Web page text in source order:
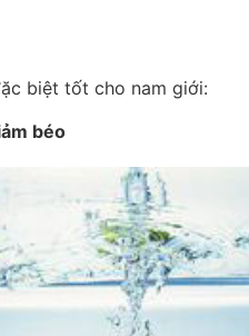
biệt tốt cho nam giới:
béo